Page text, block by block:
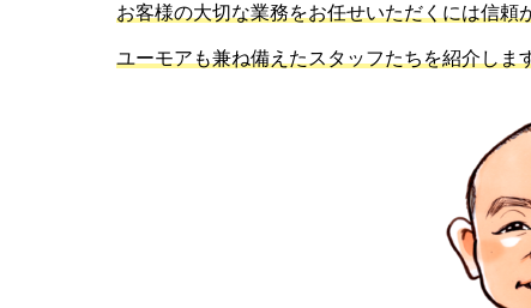
お客様の大切な業務をお任せいただくには信
ユーモアも兼ね備えたスタッフたちを紹介しま